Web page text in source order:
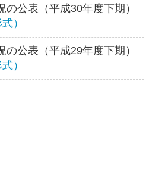
の公表（平成30年度下期）
）
の公表（平成29年度下期）
）